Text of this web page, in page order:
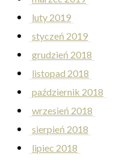
luty 2019
styczeń 2019
grudzień 2018
listopad 2018
październik 2018
wrzesień 2018
sierpień 2018
lipiec 2018